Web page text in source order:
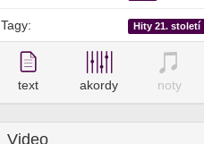
Tagy: Hity 21. století
text akordy noty
Video